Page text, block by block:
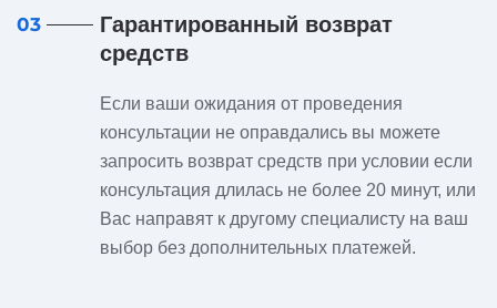
03
Гарантированный возврат
средств
Если ваши ожидания от проведения
консультации не оправдались вы можете
запросить возврат средств при условии если
консультация длилась не более 20 минут, или
Вас направят к другому специалисту на ваш
выбор без дополнительных платежей.